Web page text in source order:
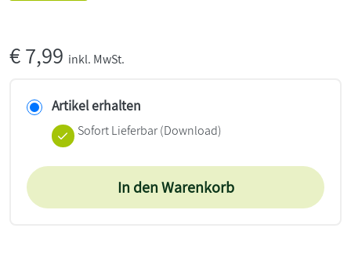
€7,99 inkl. MwSt.
Artikel erhalten
Sofort Lieferbar (Download)
In den Warenkorb